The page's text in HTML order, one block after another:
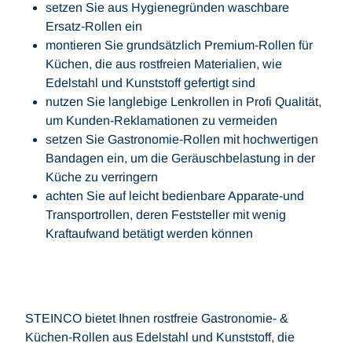
setzen Sie aus Hygienegründen waschbare
Ersatz-Rollen ein
montieren Sie grundsätzlich Premium-Rollen für
Küchen, die aus rostfreien Materialien, wie
Edelstahl und Kunststoff gefertigt sind
nutzen Sie langlebige Lenkrollen in Profi Qualität,
um Kunden-Reklamationen zu vermeiden
setzen Sie Gastronomie-Rollen mit hochwertigen
Bandagen ein, um die Geräuschbelastung in der
Küche zu verringern
achten Sie auf leicht bedienbare Apparate-und
Transportrollen, deren Feststeller mit wenig
Kraftaufwand betätigt werden können
STEINCO bietet Ihnen rostfreie Gastronomie- &
Küchen-Rollen aus Edelstahl und Kunststoff, die